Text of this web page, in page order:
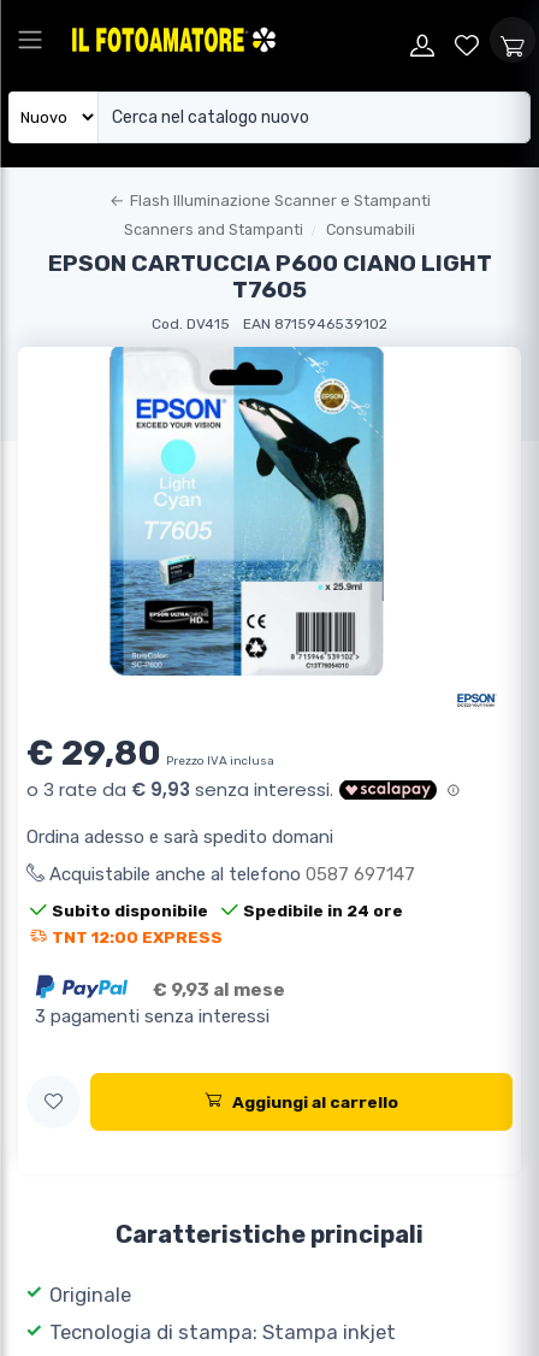
← Flash Illuminazione Scanner e Stampanti
Scanners and Stampanti
Consumabili
EPSON CARTUCCIA P600 CIANO LIGHT
T7605
Cod. DV415 EAN 8715946539102
€ 29,80 Prezzo IVA inclusa
Ordina adesso e sarà spedito domani
Acquistabile anche al telefono 0587 697147
Subito disponibile
Spedibile in 24 ore
TNT 12:00 EXPRESS
€ 9,93 al mese
3 pagamenti senza interessi
Aggiungi al carrello
Caratteristiche principali
Originale
Tecnologia di stampa: Stampa inkjet